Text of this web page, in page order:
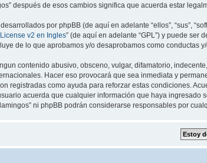
después de esos cambios significa que acuerda estar
por phpBB (de aquí en adelante “ellos”, “sus”,
v2 en Ingles” (de aquí en adelante “GPL”) y puede ser
de lo que aprobamos y/o desaprobamos como conductas
contenido abusivo, obsceno, vulgar, difamatorio,
Hacer eso provocará que sea inmediata y
registradas como ayuda para reforzar estas condiciones.
acuerda que cualquier información que haya
ni phpBB podrán considerarse responsables por